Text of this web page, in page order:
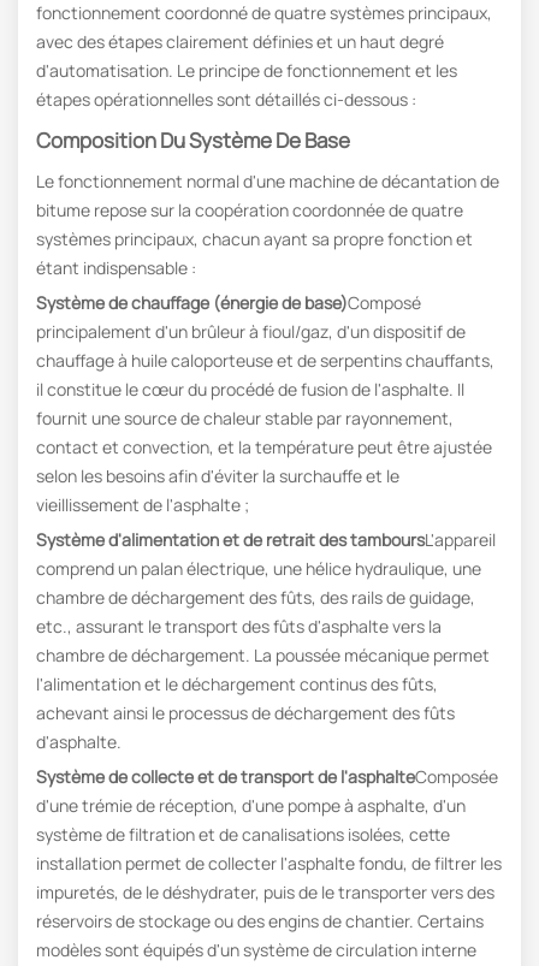
fonctionnement coordonné de quatre systèmes principaux,
avec des étapes clairement définies et un haut degré
d'automatisation. Le principe de fonctionnement et les
étapes opérationnelles sont détaillés ci-dessous :
Composition Du Système De Base
Le fonctionnement normal d'une machine de décantation de
bitume repose sur la coopération coordonnée de quatre
systèmes principaux, chacun ayant sa propre fonction et
étant indispensable :
Système de chauffage (énergie de base)Composé
principalement d'un brûleur à fioul/gaz, d'un dispositif de
chauffage à huile caloporteuse et de serpentins chauffants,
il constitue le cœur du procédé de fusion de l'asphalte. Il
fournit une source de chaleur stable par rayonnement,
contact et convection, et la température peut être ajustée
selon les besoins afin d'éviter la surchauffe et le
vieillissement de l'asphalte ;
Système d'alimentation et de retrait des tamboursL'appareil
comprend un palan électrique, une hélice hydraulique, une
chambre de déchargement des fûts, des rails de guidage,
etc., assurant le transport des fûts d'asphalte vers la
chambre de déchargement. La poussée mécanique permet
l'alimentation et le déchargement continus des fûts,
achevant ainsi le processus de déchargement des fûts
d'asphalte.
Système de collecte et de transport de l'asphalteComposée
d'une trémie de réception, d'une pompe à asphalte, d'un
système de filtration et de canalisations isolées, cette
installation permet de collecter l'asphalte fondu, de filtrer les
impuretés, de le déshydrater, puis de le transporter vers des
réservoirs de stockage ou des engins de chantier. Certains
modèles sont équipés d'un système de circulation interne